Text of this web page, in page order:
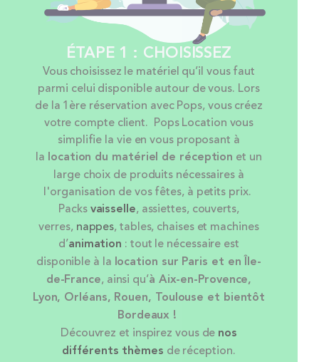
ÉTAPE 1 : CHOISISSEZ
Vous choisissez le matériel qu’il vous faut
parmi celui disponible autour de vous. Lors
de la 1ère réservation avec Pops, vous créez
votre compte client. Pops Location vous
simplifie la vie en vous proposant à
la location du matériel de réception et un
large choix de produits nécessaires à
l'organisation de vos fêtes, à petits prix.
Packsvaisselle, assiettes, couverts,
verres, nappes, tables, chaises et machines
d’animation : tout le nécessaire est
disponible à la location sur Paris et en Île-
de-France, ainsi qu’à Aix-en-Provence,
Lyon, Orléans, Rouen, Toulouse et bientôt
Bordeaux !
Découvrez et inspirez vous de nos
différents thèmes de réception.